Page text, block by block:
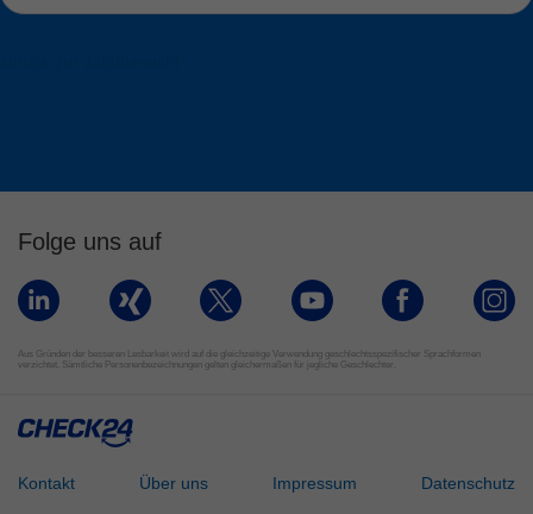
Folge uns auf
Aus Gründen der besseren Lesbarkeit wird auf die gleichzeitige Verwendung geschlechtsspezifischer Sprachformen
verzichtet. Sämtliche Personenbezeichnungen gelten gleichermaßen für jegliche Geschlechter.
Kontakt Über uns Impressum Datenschutz